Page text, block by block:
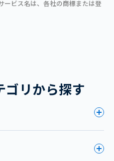
ービス名は、各社の商標または登
ゴリから探す